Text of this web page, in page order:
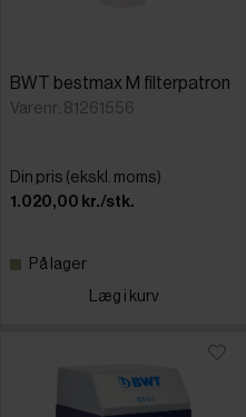
BWT bestmax M filterpatron
Varenr: 81261556
Din pris (ekskl. moms)
1.020,00 kr./stk.
På lager
Læg i kurv